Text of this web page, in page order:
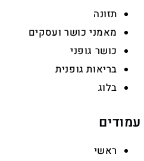
תזונה
מאמני כושר ועסקים
כושר גופני
בריאות גופנית
בלוג
עמודים
ראשי